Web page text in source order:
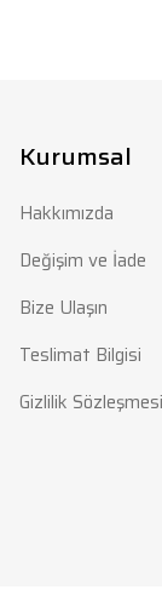
Ürün
Ürün fiyatı
Bu ürüne
Kurumsal
Hakkımızda
Değişim ve İade
Bize Ulaşın
Teslimat Bilgisi
Gizlilik Sözleşmesi